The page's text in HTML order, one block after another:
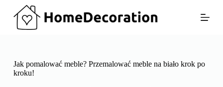
d
Jak pomalować meble? Przemalować meble na biało krok po
kroku!